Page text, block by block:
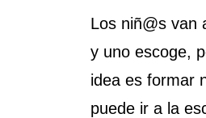
Los niñ@s van
y uno escoge,
idea es formar
puede ir a la